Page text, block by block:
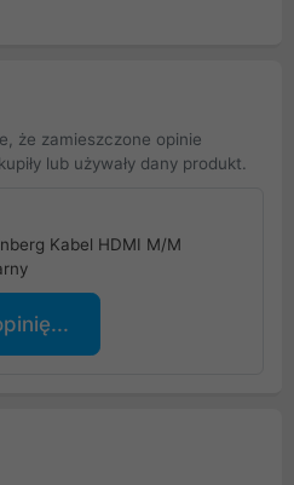
że zamieszczone opinie
lub używały dany produkt.
Kabel HDMI M/M